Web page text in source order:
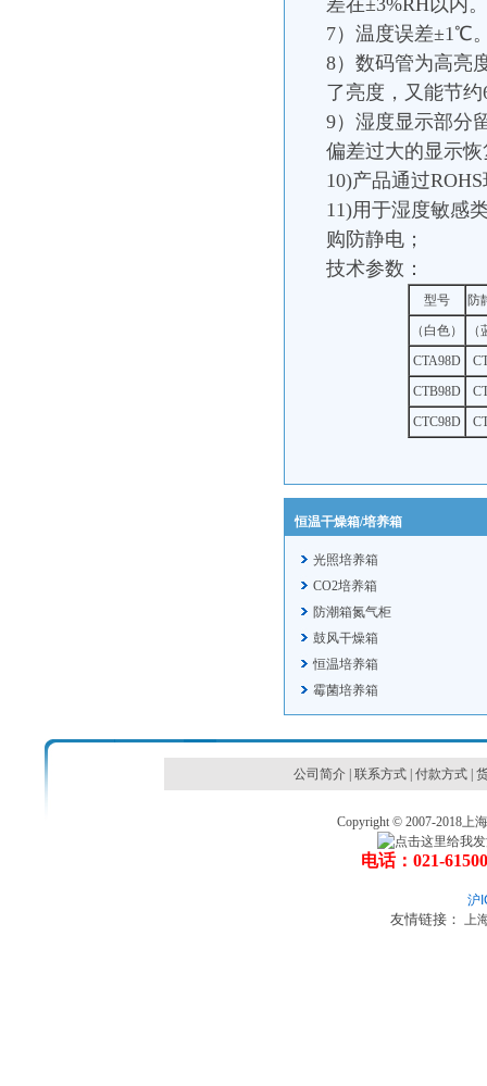
7）温度误差±1℃
8）数码管为高亮
了亮度，又能节
9）湿度显示部分
偏差过大的显示
10)产品通过
11)用于湿度敏感
购防静电；
技术参数：
型号
防
（白色）
CTA98D
CTB98D
CTC98D
恒温干燥箱/培养箱
光照培养箱
CO2培养箱
防潮箱氮气柜
鼓风干燥箱
恒温培养箱
霉菌培养箱
公司简介 联系方式 付款方式
Copyright © 2007-2018上
电话：021-
沪
友情链接： 上